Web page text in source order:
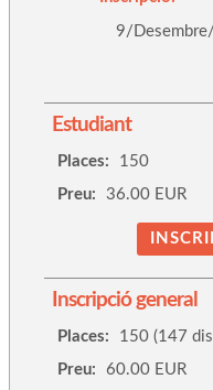
9/
Estudiant
Places:
150
Preu:
36.00 EUR
Inscripció general
Places:
150 (147
Preu:
60.00 EUR